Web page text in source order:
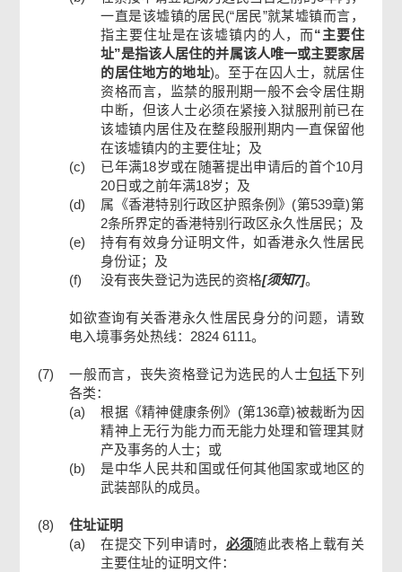
一直是该墟镇的居民(“居民”就某墟镇而言，
指主要住址是在该墟镇内的人，而“主要住
址”是指该人居住的并属该人唯一或主要家居
的居住地方的地址)。至于在囚人士，就居住
资格而言，监禁的服刑期一般不会令居住期
中断，但该人士必须在紧接入狱服刑前已在
该墟镇内居住及在整段服刑期内一直保留他
在该墟镇内的主要住址；及
(c)
已年满18岁或在随著提出申请后的首个10月
20日或之前年满18岁；及
(d)
属《香港特别行政区护照条例》(第539章)第
2条所界定的香港特别行政区永久性居民；及
(e)
持有有效身分证明文件，如香港永久性居民
身份证；及
(f)
没有丧失登记为选民的资格[须知7]。
如欲查询有关香港永久性居民身分的问题，请致
电入境事务处热线：2824 6111。
(7) 一般而言，丧失资格登记为选民的人士包括下列
各类：
(a)
根据《精神健康条例》(第136章)被裁断为因
精神上无行为能力而无能力处理和管理其财
产及事务的人士；或
(b)
是中华人民共和国或任何其他国家或地区的
武装部队的成员。
(8)
住址证明
(a)
在提交下列申请时， 必须随此表格上载有关
主要住址的证明文件：